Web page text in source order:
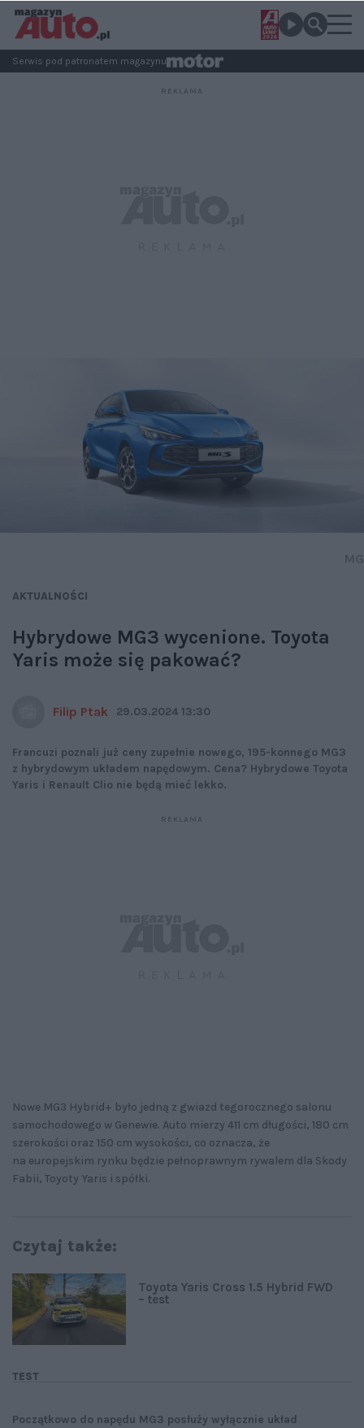
Serwis pod patronatem magazynu
AKTUALNOŚCI
Hybrydowe MG3 wycenione. Toyota
Yaris może się pakować?
Filip Ptak 29.03.2024 13:30
Francuzi poznali już ceny zupełnie nowego, 195-konnego MG3
z hybrydowym układem napędowym. Cena? Hybrydowe Toyota
Yaris i Renault Clio nie będą mieć lekko.
Nowe MG3 Hybrid+ było jedną z gwiazd tegorocznego salonu
samochodowego w Genewie. Auto mierzy 411 cm długości, 180 cm
szerokości oraz 150 cm wysokości, co oznacza, że
na europejskim rynku będzie pełnoprawnym rywalem dla Skody
Fabii, Toyoty Yaris i spółki.
Czytaj także:
TEST
Toyota Yaris Cross 1.5 Hybrid FWD
– test
Początkowo do napędu MG3 posłuży wyłącznie układ